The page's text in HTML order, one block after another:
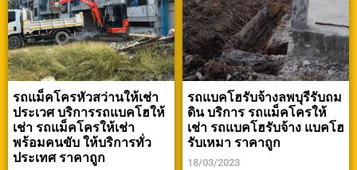
รถแม็คโครหัวสว่านให้เช่า
ประเวศ บริการรถแบคโฮให้
เช่า รถแม็คโครให้เช่า
พร้อมคนขับ ให้บริการทั่ว
ประเทศ ราคาถูก
รถแบคโฮรับจ้างลพบุรีรับถม
ดิน บริการ รถแม็คโครให้
เช่า รถแบคโฮรับจ้าง แบคโฮ
รับเหมา ราคาถูก
18/03/2023